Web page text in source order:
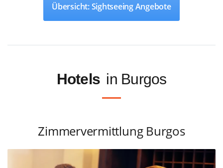
Übersicht: Sightseeing Angebote
Hotels in Burgos
Zimmervermittlung Burgos